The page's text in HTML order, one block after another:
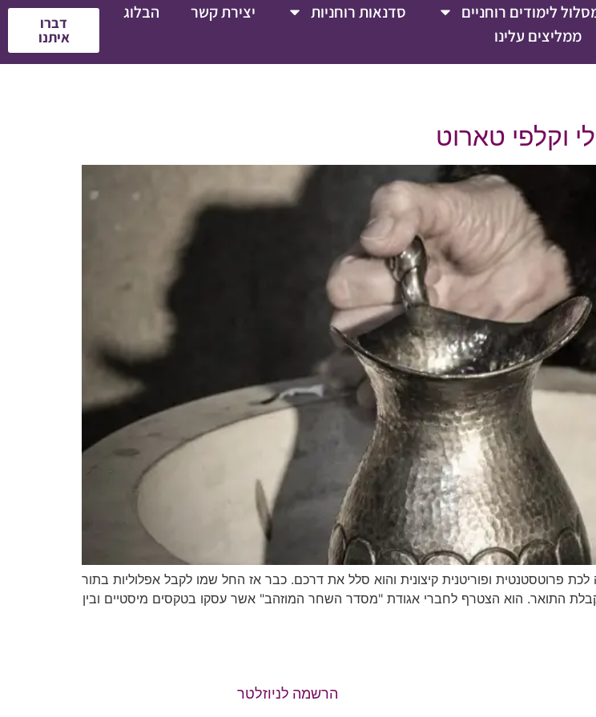
לימודים רוחניים סדנאות רוחניות יצירת קשר
הבלוג
ממליצים עלינו
דברו
איתנו
וקלפי טארוט
משפחתו השתייכה לכת פרוטסטנטית ופוריטנית קיצונית והוא סלל את דרכם. כבר אז החל שמו לקבל אפלוליות בתור
התואר. הוא הצטרף לחברי אגודת "מסדר השחר המוזהב" אשר עסקו בטקסים מיסטיים ובין
הרשמה לניוזלטר